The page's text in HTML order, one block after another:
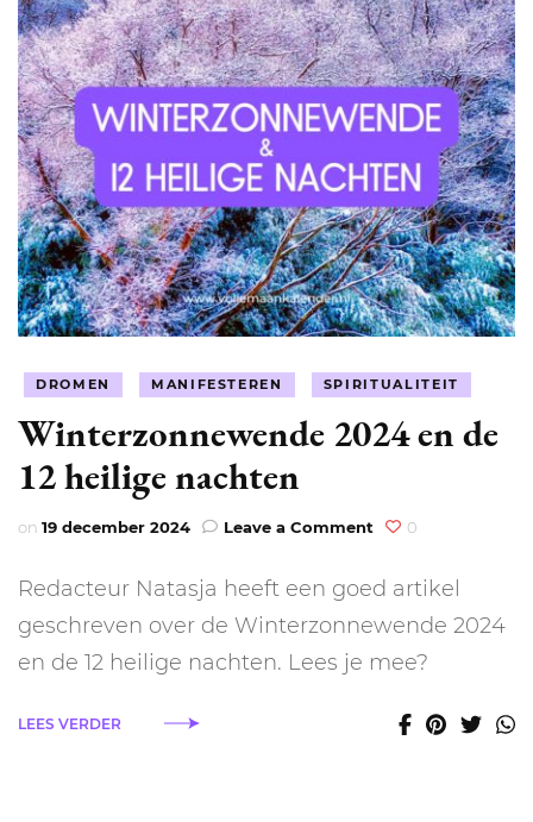
DROMEN MANIFESTEREN SPIRITUALITEIT
Winterzonnewende 2024 en de
12 heilige nachten
on 19 december 2024 Leave a Comment on
en
de
heilige
0
Redacteur Natasja heeft een goed artikel
geschreven over de Winterzonnewende 2024
en de 12 heilige nachten. Lees je mee?
LEES VERDER